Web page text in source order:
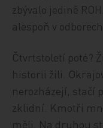
zbývalo jedině
alespoň v
Čtvrtstoletí poté?
historii žili.
nerozházejí, stačí
zklidní. Kmotři
měli. Na druhou